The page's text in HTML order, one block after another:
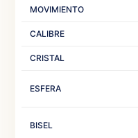
MOVIMIENTO
CALIBRE
CRISTAL
ESFERA
BISEL